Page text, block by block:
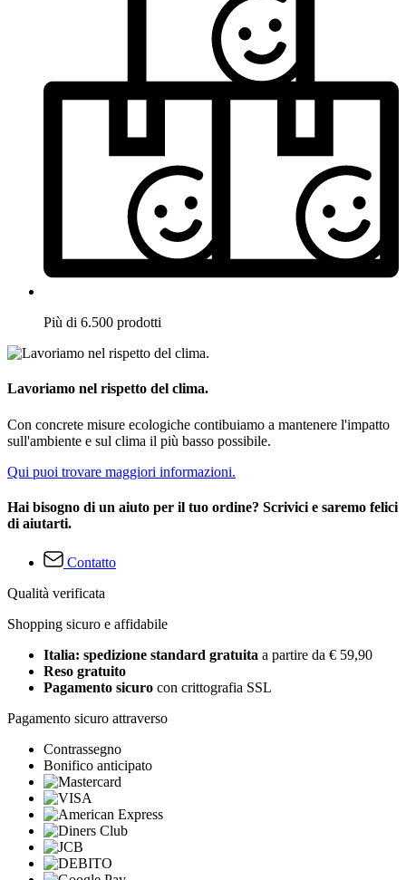
Più di 6.500 prodotti
Lavoriamo nel rispetto del clima.
Con concrete misure ecologiche contibuiamo a mantenere l'impatto
sull'ambiente e sul clima il più basso possibile.
Qui puoi trovare maggiori informazioni.
Hai bisogno di un aiuto per il tuo ordine? Scrivici e saremo felici
di aiutarti.
Contatto
Qualità verificata
Shopping sicuro e affidabile
Italia: spedizione standard gratuita a partire da € 59,90
Reso gratuito
Pagamento sicuro con crittografia SSL
Pagamento sicuro attraverso
Contrassegno
Bonifico anticipato